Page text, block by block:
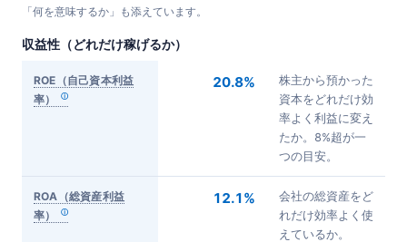
「何を意味するか」も添えています。
収益性（どれだけ稼げるか）
ROE（自己資本利益
率）
20.8%
株主から預かった
資本をどれだけ効
率よく利益に変え
たか。8%超が一
つの目安。
ROA（総資産利益
率）
12.1%
会社の総資産をど
れだけ効率よく使
えているか。